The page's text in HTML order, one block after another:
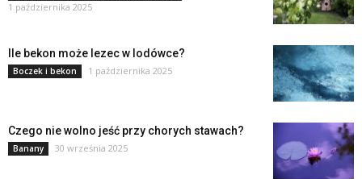
1 października 2025
Ile bekon może lezec w lodówce?
Boczek i bekon 1 października 2025
Czego nie wolno jeść przy chorych stawach?
Banany 30 września 2025